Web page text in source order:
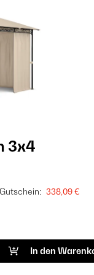
3x4
338,09 €
In den